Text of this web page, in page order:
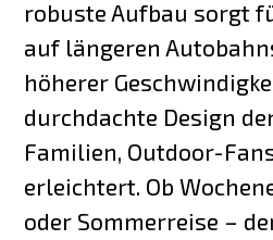
robuste Aufbau sorgt
auf längeren
höherer
durchdachte Design
Familien, Outdoor-
erleichtert. Ob
oder Sommerreise –